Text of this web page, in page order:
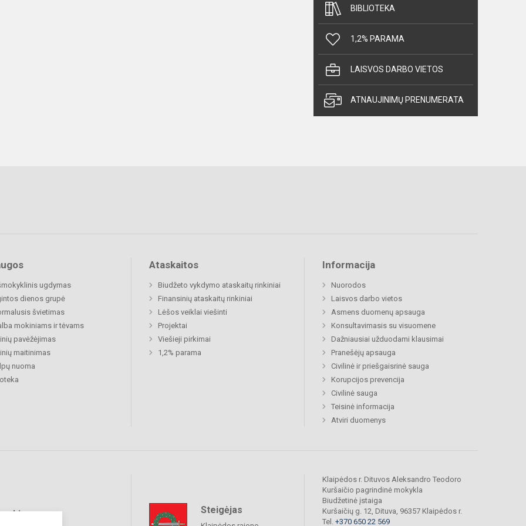
BIBLIOTEKA
1,2% PARAMA
LAISVOS DARBO VIETOS
ATNAUJINIMŲ PRENUMERATA
ugdymas
dienos grupė
švietimas
mokiniams ir tėvams
pavėžėjimas
maitinimas
nuoma
Ataskaitos
Biudžeto vykdymo ataskaitų rinkiniai
Finansinių ataskaitų rinkiniai
Lėšos veiklai viešinti
Projektai
Viešieji pirkimai
1,2% parama
Informacija
Nuorodos
Laisvos darbo vietos
Asmens duomenų apsauga
Konsultavimasis su visuomene
Dažniausiai užduodami klausimai
Pranešėjų apsauga
Civilinė ir priešgaisrinė sauga
Korupcijos prevencija
Civilinė sauga
Teisinė informacija
Atviri duomenys
Steigėjas
Klaipėdos r. Dituvos Aleksandro Teodoro
Kuršaičio pagrindinė mokykla
Biudžetinė įstaiga
Kuršaičių g. 12, Dituva, 96357 Klaipėdos r.
Tel. +370 650 22 569